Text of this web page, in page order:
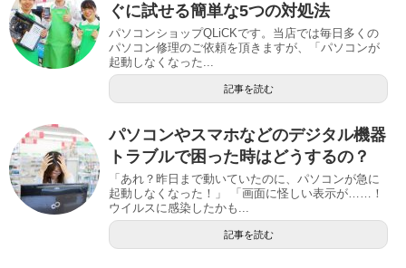
ぐに試せる簡単な5つの対処法
パソコンショップQLiCKです。当店では毎日多くの
パソコン修理のご依頼を頂きますが、「パソコンが
起動しなくなった...
記事を読む
パソコンやスマホなどのデジタル機器
トラブルで困った時はどうするの？
「あれ？昨日まで動いていたのに、パソコンが急に
起動しなくなった！」 「画面に怪しい表示が……！
ウイルスに感染したかも...
記事を読む